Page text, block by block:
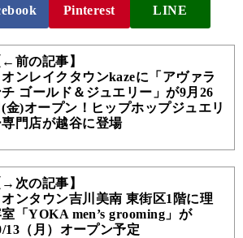
Pinterest LINE
←前の記事】
オンレイクタウンkazeに「アヴァラ
チ ゴールド＆ジュエリー」が9月26
(金)オープン！ヒップホップジュエリ
専門店が越谷に登場
→次の記事】
オンタウン吉川美南 東街区1階に理
「YOKA men’s grooming」が
13（月）オープン予定